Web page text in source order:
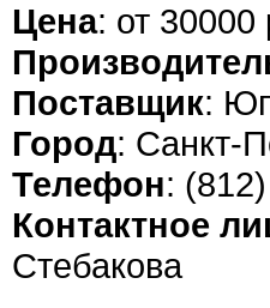
Цена: от
Поставщик:
Город: Санкт-
Телефон:
Контактное
Стебакова